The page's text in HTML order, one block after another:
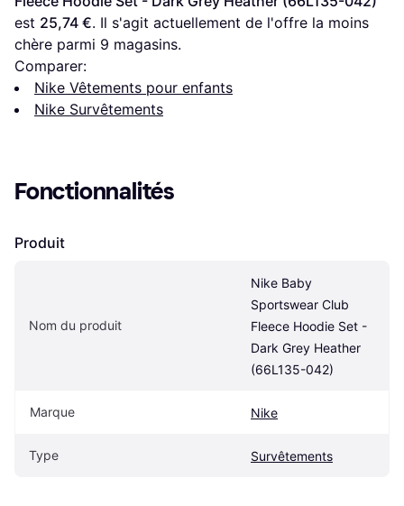
est 25,74 €. Il s'agit actuellement de l'offre la moins
chère parmi 9 magasins.
Comparer:
Nike Vêtements pour enfants
Nike Survêtements
Fonctionnalités
Produit
Nom du produit
Nike Baby
Sportswear Club
Fleece Hoodie Set -
Dark Grey Heather
(66L135-042)
Marque Nike
Type Survêtements